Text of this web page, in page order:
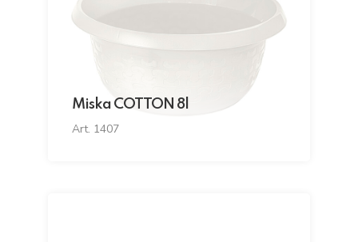
Miska COTTON 8l
Art. 1407